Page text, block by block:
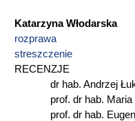
Katarzyna Włodarska
rozprawa
streszczenie
RECENZJE
dr hab. Andrzej
prof. dr hab. Maria
prof. dr hab.